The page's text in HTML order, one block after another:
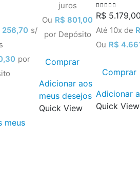
256,70 s/
por
meus
juros
Ou R$ 801,00
por Depósito
Comprar
Adicionar aos
meus desejos
Quick View
0out of 5
R$ 5.179,00
Até 10x de
Ou R$
Comprar
Adicionar
Quick View